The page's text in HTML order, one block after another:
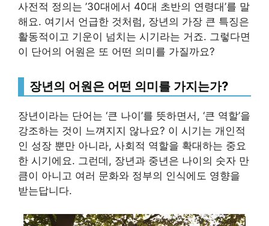
사전적 정의는 ’30대에서 40대 초반의 연령대’를 말
해요. 여기서 언급한 것처럼, 장년의 가장 큰 특징은
활동적이고 기운이 넘치는 시기라는 거죠. 그렇다면
이 단어의 어원은 또 어떤 의미를 가질까요?
장년의 어원은 어떤 의미를 가지는가?
장년이라는 단어는 ‘큰 나이’를 뜻하면서, ‘큰 역할’을
강조하는 것이 느껴지지 않나요? 이 시기는 개인적
인 성장 뿐만 아니라, 사회적 역할을 확대하는 중요
한 시기에요. 그런데, 장년과 중년은 나이의 숫자 만
큼이 아니고 여러 문화와 정부의 인식에도 영향을
받는답니다.